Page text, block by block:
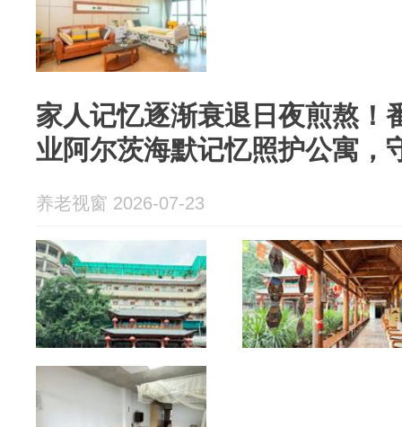
家人记忆逐渐衰退日夜煎熬！
业阿尔茨海默记忆照护公寓，
养老视窗 2026-07-23